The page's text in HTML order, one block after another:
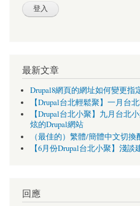
最新文章
Drupal8網頁的網址如何變更指
【Drupal台北輕鬆聚】一月台
【Drupal台北小聚】九月台北
炫的Drupal網站
（最佳的）繁體/簡體中文切換
【6月份Drupal台北小聚】淺
回應